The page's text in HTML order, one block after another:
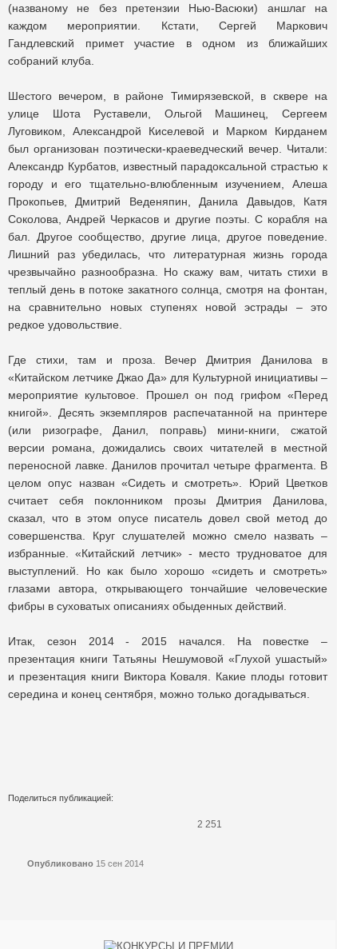
(названому не без претензии Нью-Васюки) аншлаг на
каждом мероприятии. Кстати, Сергей Маркович
Гандлевский примет участие в одном из ближайших
собраний клуба.
Шестого вечером, в районе Тимирязевской, в сквере на
улице Шота Руставели, Ольгой Машинец, Сергеем
Луговиком, Александрой Киселевой и Марком Кирданем
был организован поэтически-краеведческий вечер. Читали:
Александр Курбатов, известный парадоксальной страстью к
городу и его тщательно-влюбленным изучением, Алеша
Прокопьев, Дмитрий Веденяпин, Данила Давыдов, Катя
Соколова, Андрей Черкасов и другие поэты. С корабля на
бал. Другое сообщество, другие лица, другое поведение.
Лишний раз убедилась, что литературная жизнь города
чрезвычайно разнообразна. Но скажу вам, читать стихи в
теплый день в потоке закатного солнца, смотря на фонтан,
на сравнительно новых ступенях новой эстрады – это
редкое удовольствие.
Где стихи, там и проза. Вечер Дмитрия Данилова в
«Китайском летчике Джао Да» для Культурной инициативы –
мероприятие культовое. Прошел он под грифом «Перед
книгой». Десять экземпляров распечатанной на принтере
(или ризографе, Данил, поправь) мини-книги, сжатой
версии романа, дожидались своих читателей в местной
переносной лавке. Данилов прочитал четыре фрагмента. В
целом опус назван «Сидеть и смотреть». Юрий Цветков
считает себя поклонником прозы Дмитрия Данилова,
сказал, что в этом опусе писатель довел свой метод до
совершенства. Круг слушателей можно смело назвать –
избранные. «Китайский летчик» - место трудноватое для
выступлений. Но как было хорошо «сидеть и смотреть»
глазами автора, открывающего тончайшие человеческие
фибры в суховатых описаниях обыденных действий.
Итак, сезон 2014 - 2015 начался. На повестке –
презентация книги Татьяны Нешумовой «Глухой ушастый»
и презентация книги Виктора Коваля. Какие плоды готовит
середина и конец сентября, можно только догадываться.
Поделиться публикацией:
2 251
Опубликовано 15 сен 2014